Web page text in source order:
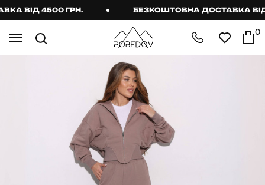
ВІД 4500 ГРН. БЕЗКОШТОВНА ДОСТАВКА ВІД
0